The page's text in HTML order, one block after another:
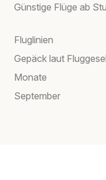
Günstige Flüge ab
Fluglinien
Gepäck laut
Monate
September